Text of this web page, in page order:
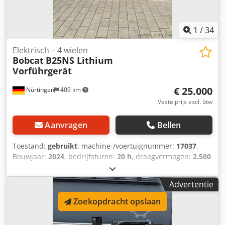
1 /34
Nürtingen 409 km
Elektrisch – 4 wielen
Bobcat B25NS Lithium
Vorführgerät
€ 25.000
Vaste prijs excl. btw
Aanvragen Bellen
Toestand: gebruikt, machine-/voertuignummer: 17037,
Bouwjaar: 2024, bedrijfsturen: 20 h, draagvermogen: 2.500
, vrije hefhoogte:
ladingzwaartepunt:500 mm, brandstoftype:elektrisch,
, bouwhoogte:2.180 mm,
batterijspanning: 48 V, vorklengte: 1.200 mm
voorbandmaat:23X9-10, achterbandmaat:18X7-8
totaalgewicht:3.552 kg, 5141046 Djdpfx Ajy Hau Iemtokr
Advertentie
Zoekopdracht opslaan